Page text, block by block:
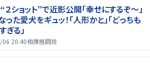
ショット”で近影公開「幸せにするぞ〜」
った愛犬をギュッ！「人形かと」「どっちも
ぎる」
20:40相撲格闘技